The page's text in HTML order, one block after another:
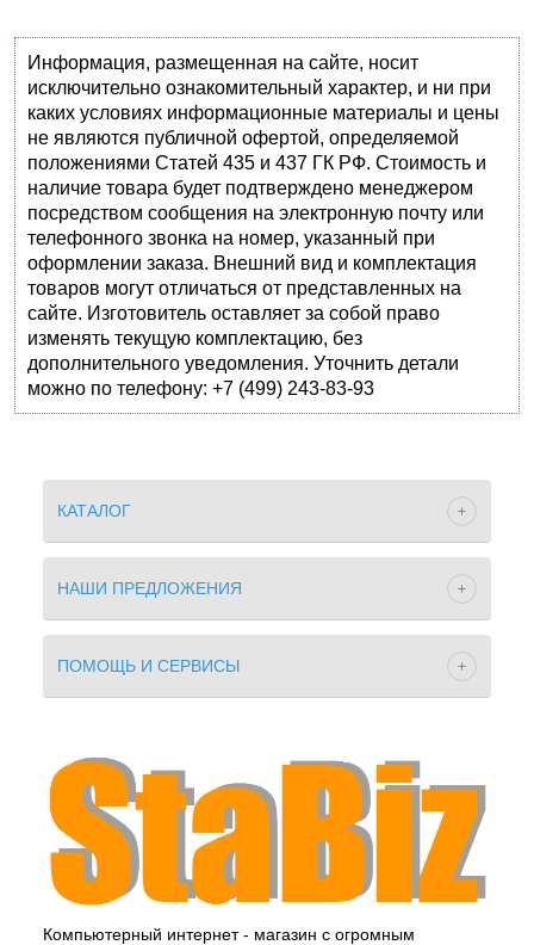
Информация, размещенная на сайте, носит
исключительно ознакомительный характер, и ни при
каких условиях информационные материалы и цены
не являются публичной офертой, определяемой
положениями Статей 435 и 437 ГК РФ. Стоимость и
наличие товара будет подтверждено менеджером
посредством сообщения на электронную почту или
телефонного звонка на номер, указанный при
оформлении заказа. Внешний вид и комплектация
товаров могут отличаться от представленных на
сайте. Изготовитель оставляет за собой право
изменять текущую комплектацию, без
дополнительного уведомления. Уточнить детали
можно по телефону: +7 (499) 243-83-93
КАТАЛОГ
НАШИ ПРЕДЛОЖЕНИЯ
ПОМОЩЬ И СЕРВИСЫ
Компьютерный интернет - магазин с огромным